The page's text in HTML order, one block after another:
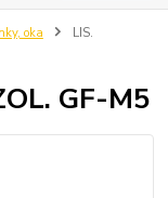
oka
LIS.
GF-M5